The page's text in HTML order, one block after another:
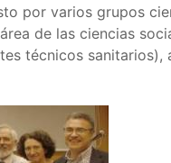
por varios grupos
de las ciencias
técnicos sanitarios),